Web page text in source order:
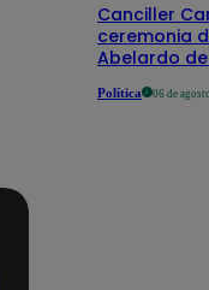
Canciller
ceremonia
Abelardo
Política 06 de